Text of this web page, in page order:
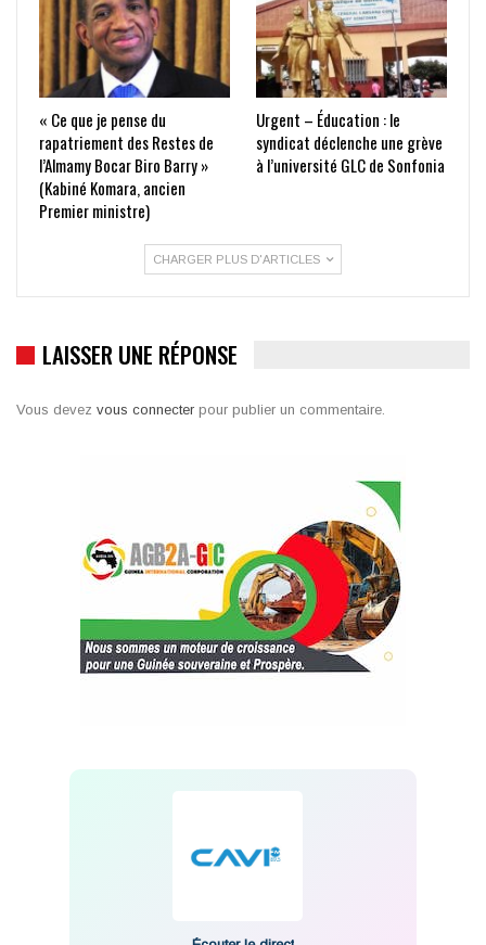
« Ce que je pense du
rapatriement des Restes de
l’Almamy Bocar Biro Barry »
(Kabiné Komara, ancien
Premier ministre)
Urgent – Éducation : le
syndicat déclenche une grève
à l’université GLC de Sonfonia
CHARGER PLUS D'ARTICLES
LAISSER UNE RÉPONSE
Vous devez vous connecter pour publier un commentaire.